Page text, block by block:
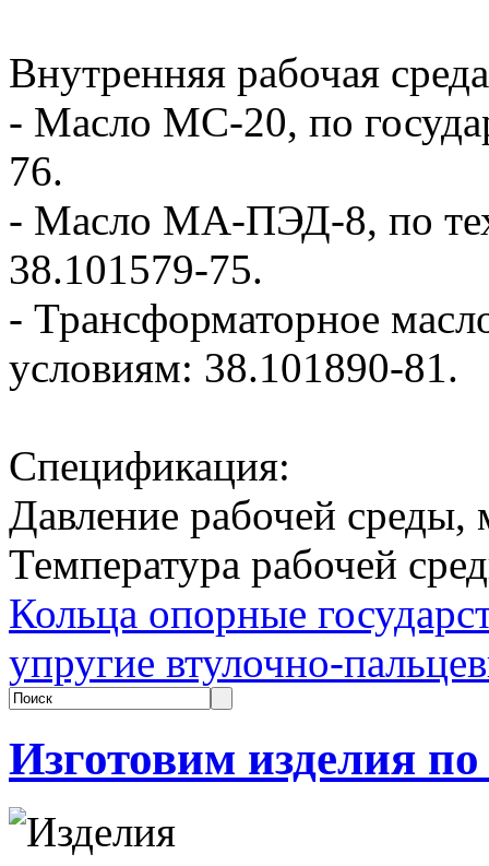
Внутренняя рабочая
- Масло МС-20, по
76.
- Масло МA-ПЭД-8, по
38.101579-75.
- Трансформаторное
условиям: 38.101890-81.
Спецификация:
Давление рабочей
Температура рабочей
Кольца опорные
упругие втулочно-
Изготовим изделия